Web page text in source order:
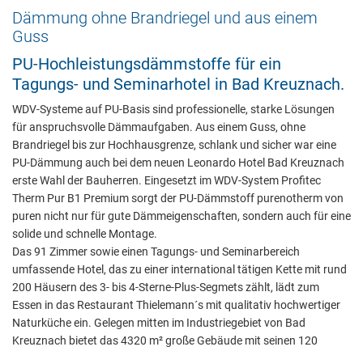
Dämmung ohne Brandriegel und aus einem
Guss
PU-Hochleistungsdämmstoffe für ein
Tagungs- und Seminarhotel in Bad Kreuznach.
WDV-Systeme auf PU-Basis sind professionelle, starke Lösungen
für anspruchsvolle Dämmaufgaben. Aus einem Guss, ohne
Brandriegel bis zur Hochhausgrenze, schlank und sicher war eine
PU-Dämmung auch bei dem neuen Leonardo Hotel Bad Kreuznach
erste Wahl der Bauherren. Eingesetzt im WDV-System Profitec
Therm Pur B1 Premium sorgt der PU-Dämmstoff purenotherm von
puren nicht nur für gute Dämmeigenschaften, sondern auch für eine
solide und schnelle Montage.
Das 91 Zimmer sowie einen Tagungs- und Seminarbereich
umfassende Hotel, das zu einer international tätigen Kette mit rund
200 Häusern des 3- bis 4-Sterne-Plus-Segmets zählt, lädt zum
Essen in das Restaurant Thielemann´s mit qualitativ hochwertiger
Naturküche ein. Gelegen mitten im Industriegebiet von Bad
Kreuznach bietet das 4320 m² große Gebäude mit seinen 120